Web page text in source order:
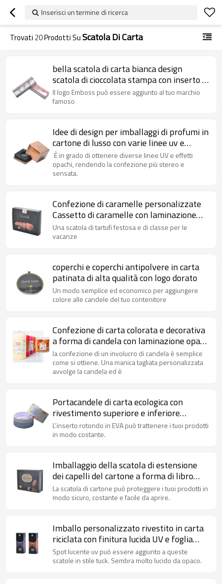
Inserisci un termine di ricerca
Trovati 20Prodotti SuScatola Di Carta
bella scatola di carta bianca design
scatola di cioccolata stampa con inserto in
carta per uso alimentare e finestra in
PVC
Il logo Emboss può essere aggiunto al tuo marchio
famoso
Idee di design per imballaggi di profumi in
cartone di lusso con varie linee uv e
effetto opaco
È in grado di ottenere diverse linee UV e effetti
opachi, rendendo la confezione più stereo e
sensata.
Confezione di caramelle personalizzate
Cassetto di caramelle con laminazione
opaca
Una scatola di tartufi festosa e di classe per le
vacanze
coperchi e coperchi antipolvere in carta
patinata di alta qualità con logo dorato
Un modo semplice ed economico per aggiungere
colore alle candele del tuo contenitore
Confezione di carta colorata e decorativa
a forma di candela con laminazione opaca
made in China
la confezione di un involucro di candela è semplice
come si ottiene. Una manica tagliata personalizzata
avvolge la candela ed è
Portacandele di carta ecologica con
rivestimento superiore e inferiore
all'ingrosso con schiuma EVA e
laminazione opaca
L'inserto rotondo in EVA può trattenere i tuoi prodotti
in modo costante.
Imballaggio della scatola di estensione
dei capelli del cartone a forma di libro
fatto a mano su misura di stampa di
CMYK per il regalo
La scatola di cartone può proteggere i tuoi prodotti in
modo sicuro, costante e facile da aprire.
Imballo personalizzato rivestito in carta
riciclata con finitura lucida UV e foglia
argento
Spot lucente uv può essere aggiunto a queste
scatole in stile tuck. Sembra molto lucido da opaco.